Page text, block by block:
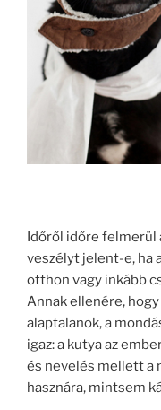
Időről időre felmerül
veszélyt jelent-e, ha
otthon vagy inkább
Annak ellenére,
alaptalanok, a
igaz: a kutya az
és nevelés mellett a
hasznára, mintsem